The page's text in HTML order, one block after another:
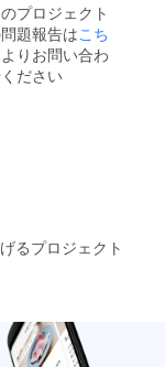
プロジェクト
題報告はこち
よりお問い合わ
ださい
るプロジェクト